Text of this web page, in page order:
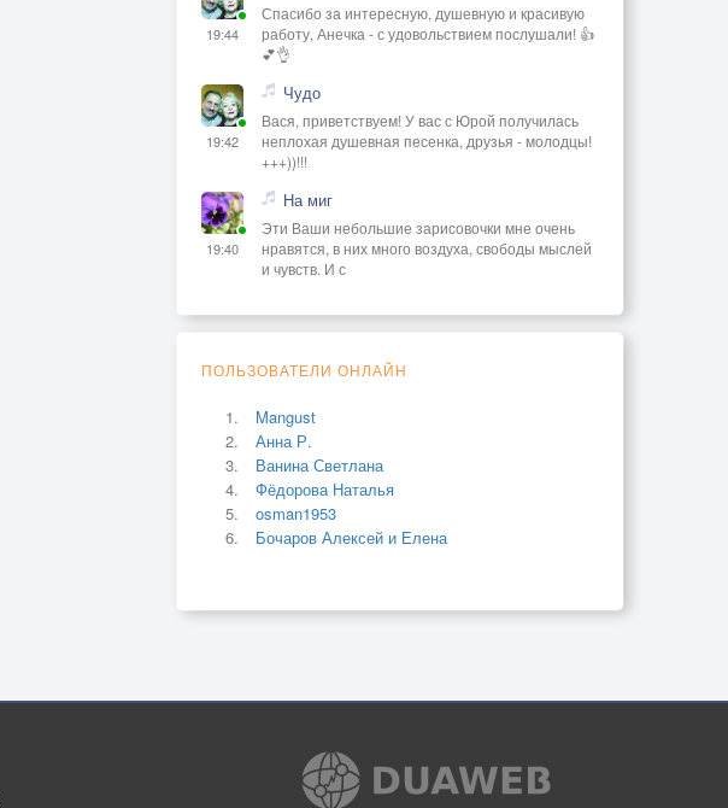
19:44
Спасибо за интересную, душевную и красивую
работу, Анечка - с удовольствием послушали! 👍
💕👌
19:42
Чудо
Вася, приветствуем! У вас с Юрой получилась
неплохая душевная песенка, друзья - молодцы!
+++))!!!
19:40
На миг
Эти Ваши небольшие зарисовочки мне очень
нравятся, в них много воздуха, свободы мыслей
и чувств. И с
ПОЛЬЗОВАТЕЛИ ОНЛАЙН
Mangust
Анна Р.
Ванина Светлана
Фёдорова Наталья
osman1953
Бочаров Алексей и Елена